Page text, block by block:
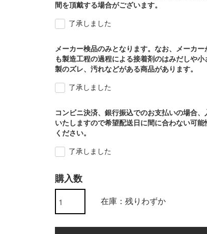
間を頂戴する場合がございます。
了承しました
メーカー検品のみとなります。なお、メーカ
も製造工程の過程による接着剤のはみだしや
製のズレ、汚れなどがある商品があります。
了承しました
コンビニ決済、銀行振込でのお支払いの場合、
いたしますので希望配送日に間に合わない可
ください。
了承しました
購入数
在庫：残りわずか